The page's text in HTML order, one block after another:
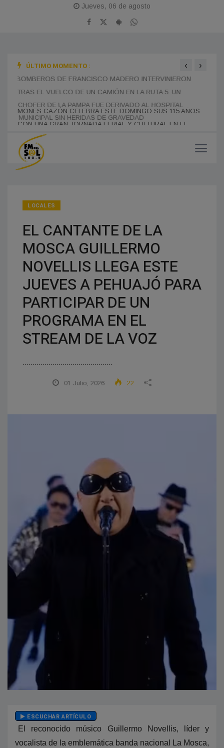
Jueves, 06 de agosto
ÚLTIMO MOMENTO :
MONES CAZÓN CELEBRA ESTE DOMINGO SUS 115 AÑOS
PASEO DEL CENTENARIO
BOMBEROS DE FRANCISCO MADERO INTERVINIERON
TRAS EL VUELCO DE UN CAMIÓN EN LA RUTA 5: UN
CHOFER DE LA PAMPA FUE DERIVADO AL HOSPITAL
MUNICIPAL SIN HERIDAS DE GRAVEDAD
‹ ›
LOCALES
EL CANTANTE DE LA
MOSCA GUILLERMO
NOVELLIS LLEGA ESTE
JUEVES A PEHUAJÓ PARA
PARTICIPAR DE UN
PROGRAMA EN EL
STREAM DE LA VOZ
.............................................
01 Julio, 2026 22
ESCUCHAR ARTÍCULO
El reconocido músico Guillermo Novellis, líder y
vocalista de la emblemática banda nacional La Mosca,